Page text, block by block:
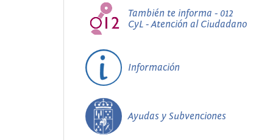
También te informa - 012
CyL - Atención al Ciudadano
Información
Ayudas y Subvenciones